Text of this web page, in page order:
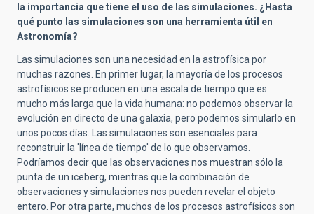
la importancia que tiene el uso de las simulaciones. ¿Hasta
qué punto las simulaciones son una herramienta útil en
Astronomía?
Las simulaciones son una necesidad en la astrofísica por
muchas razones. En primer lugar, la mayoría de los procesos
astrofísicos se producen en una escala de tiempo que es
mucho más larga que la vida humana: no podemos observar la
evolución en directo de una galaxia, pero podemos simularlo en
unos pocos días. Las simulaciones son esenciales para
reconstruir la 'línea de tiempo' de lo que observamos.
Podríamos decir que las observaciones nos muestran sólo la
punta de un iceberg, mientras que la combinación de
observaciones y simulaciones nos pueden revelar el objeto
entero. Por otra parte, muchos de los procesos astrofísicos son